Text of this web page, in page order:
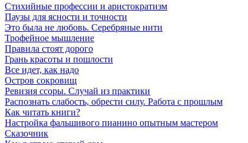
Стихийные профессии и аристократизм
Паузы для ясности и точности
Это была не любовь. Серебряные нити
Трофейное мышление
Правила стоят дорого
Грань красоты и пошлости
Все идет, как надо
Остров сокровищ
Ревизия ссоры. Случай из практики
Распознать слабость, обрести силу. Работа с прошлым
Как читать книги?
Настройка фальшивого пианино опытным мастером
Сказочник